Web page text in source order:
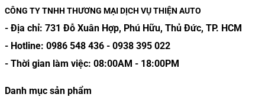
CÔNG TY TNHH THƯƠNG MẠI DỊCH VỤ THIỆN AUTO
- Địa chỉ: 731 Đỗ Xuân Hợp, Phú Hữu, Thủ Đức, TP. HCM
- Hotline: 0986 548 436 - 0938 395 022
- Thời gian làm việc: 08:00AM - 18:00PM
Danh mục sản phẩm